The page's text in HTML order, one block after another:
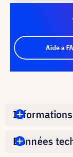
Aide a
Données